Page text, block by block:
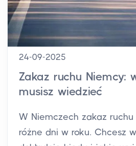
24-09-2025
Zakaz ruchu Niemcy:
musisz wiedzieć
W Niemczech zakaz
różne dni w roku. Chcesz